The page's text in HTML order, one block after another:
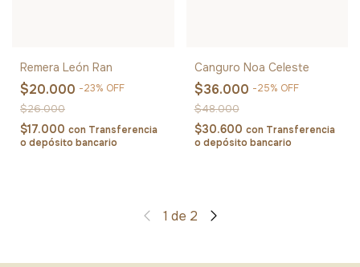
Remera León Ran
$20.000 -23% OFF
$26.000
$17.000 con Transferencia
o depósito bancario
Canguro Noa Celeste
$36.000 -25% OFF
$48.000
$30.600 con Transferencia
o depósito bancario
1 de 2